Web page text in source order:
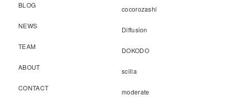
BLOG
NEWS
TEAM
ABOUT
CONTACT
cocorozashi
Diffusion
DOKODO
scilla
moderate